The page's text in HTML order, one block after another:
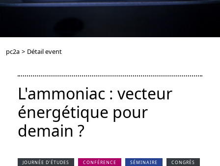
pc2a > Détail event
L'ammoniac : vecteur
énergétique pour
demain ?
JOURNÉE D'ÉTUDES CONFÉRENCE SÉMINAIRE CONGRÈS